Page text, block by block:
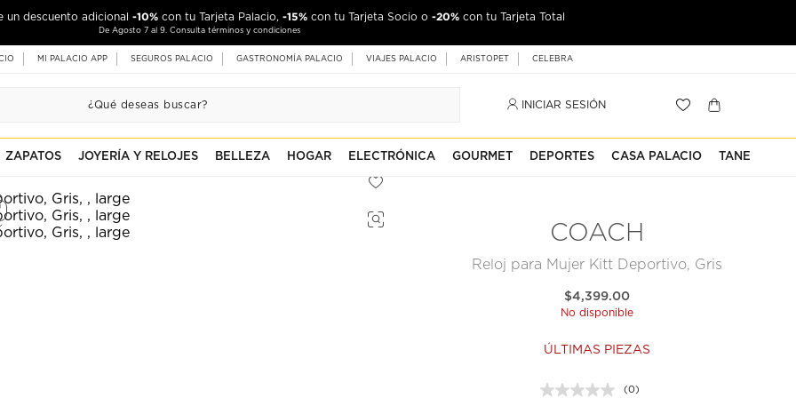
un descuento adicional -10% con tu Tarjeta Palacio, -15% con tu Tarjeta Socio o -20% con tu Tarjeta Total
De Agosto 7 al 9. Consulta términos y condiciones
MI PALACIO APP SEGUROS PALACIO GASTRONOMÍA PALACIO VIAJES PALACIO ARISTOPET CELEBRA
INICIAR SESIÓN
ZAPATOS JOYERÍA Y RELOJES BELLEZA HOGAR ELECTRÓNICA GOURMET DEPORTES CASA PALACIO TANE
COACH
Reloj para Mujer Kitt Deportivo, Gris
$4,399.00
No disponible
ÚLTIMAS PIEZAS
(0)